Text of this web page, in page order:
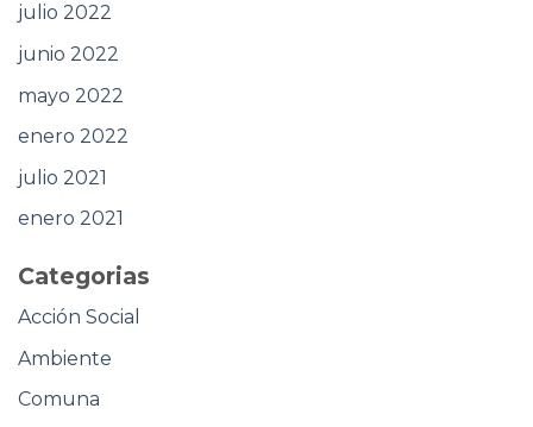
julio 2022
junio 2022
mayo 2022
enero 2022
julio 2021
enero 2021
Categorias
Acción Social
Ambiente
Comuna